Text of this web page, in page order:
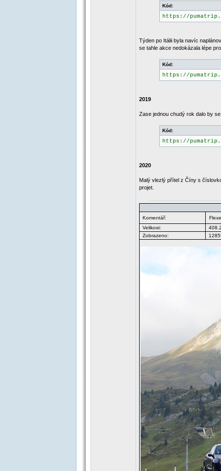
Kód:
https://
Týden po Itálii byla navíc
se tahle akce nedokázala lépe
Kód:
https://
2019
Zase jednou chudý rok dalo by
Kód:
https://
2020
Malý vlezlý přítel z Číny s
projet.
Komentář:
Velikost:
Zobrazeno: